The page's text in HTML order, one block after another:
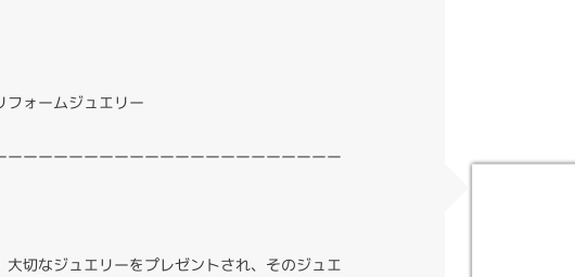
フォームジュエリー
ーーーーーーーーーーーーーーーーーーーーー
切なジュエリーをプレゼントされ、そのジュエ